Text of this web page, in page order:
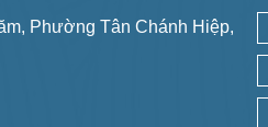
Phường Tân Chánh Hiệp,